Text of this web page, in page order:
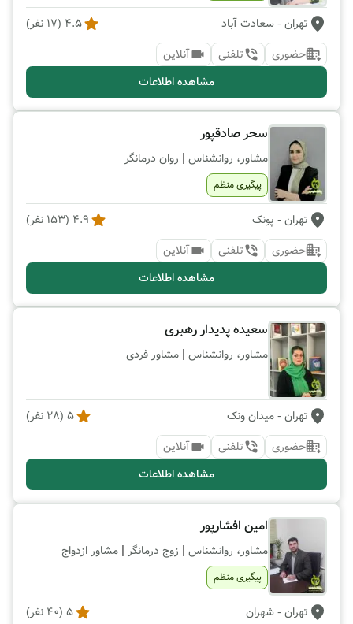
تهران - سعادت آباد 4.5
(
17 نفر)
حضوری
تلفنی
آنلاین
مشاهده اطلاعات
سحر صادقپور
مشاور، روانشناس | روان درمانگر
پیگیری منظم
تهران - پونک 4.9
(
153 نفر)
حضوری
تلفنی
آنلاین
مشاهده اطلاعات
سعیده پدیدار رهبری
مشاور، روانشناس | مشاور فردی
تهران - میدان ونک 5
(
28 نفر)
حضوری
تلفنی
آنلاین
مشاهده اطلاعات
امین افشارپور
مشاور، روانشناس | زوج درمانگر | مشاور ازدواج
پیگیری منظم
تهران - شهران 5
(
40 نفر)